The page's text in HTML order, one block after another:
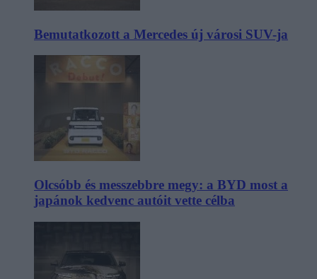
Bemutatkozott a Mercedes új városi SUV-ja
Olcsóbb és messzebbre megy: a BYD most a
japánok kedvenc autóit vette célba